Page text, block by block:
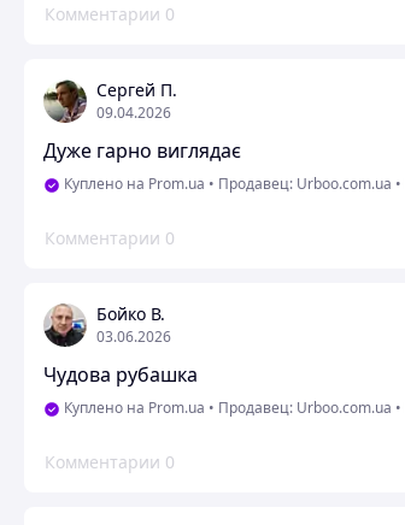
Комментарии 0
Сергей П.
09.04.2026
Дуже гарно виглядає
Куплено на Prom.ua • Продавец: Urboo.com.ua •
Комментарии 0
Бойко В.
03.06.2026
Чудова рубашка
Куплено на Prom.ua • Продавец: Urboo.com.ua •
Комментарии 0